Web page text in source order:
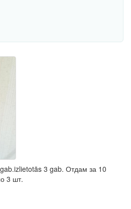
3 gab. Отдам за 10
3 шт.